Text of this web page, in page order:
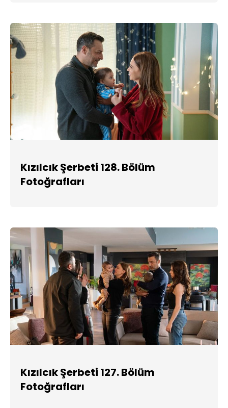
Kızılcık Şerbeti 128. Bölüm
Fotoğrafları
Kızılcık Şerbeti 127. Bölüm
Fotoğrafları